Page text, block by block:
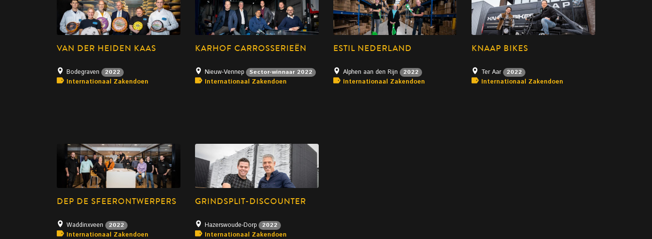
VAN DER HEIDEN KAAS
Bodegraven 2022
Internationaal Zakendoen
KARHOF CARROSSERIEËN
Nieuw-Vennep Sector-winnaar 2022
Internationaal Zakendoen
ESTIL NEDERLAND
Alphen aan den Rijn 2022
Internationaal Zakendoen
KNAAP BIKES
Ter Aar 2022
Internationaal Zakendoen
DEP DE SFEERONTWERPERS
Waddinxveen 2022
Internationaal Zakendoen
GRINDSPLIT-DISCOUNTER
Hazerswoude-Dorp 2022
Internationaal Zakendoen